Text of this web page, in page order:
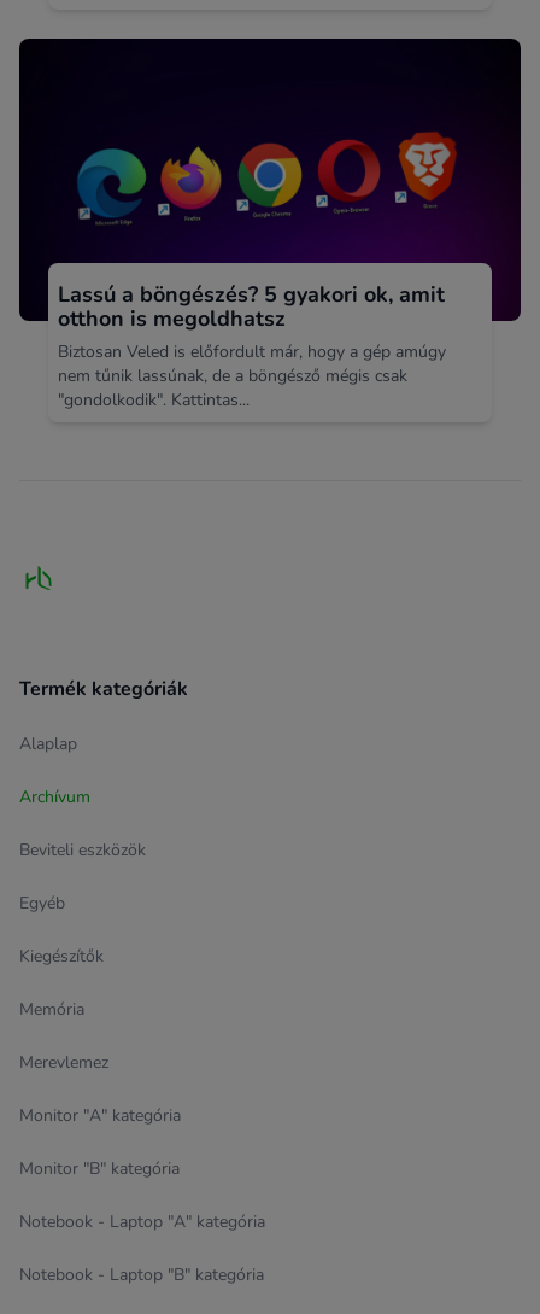
Lassú a böngészés? 5 gyakori ok, amit
otthon is megoldhatsz
Biztosan Veled is előfordult már, hogy a gép amúgy
nem tűnik lassúnak, de a böngésző mégis csak
"gondolkodik". Kattintas...
Termék kategóriák
Alaplap
Archívum
Beviteli eszközök
Egyéb
Kiegészítők
Memória
Merevlemez
Monitor "A" kategória
Monitor "B" kategória
Notebook - Laptop "A" kategória
Notebook - Laptop "B" kategória